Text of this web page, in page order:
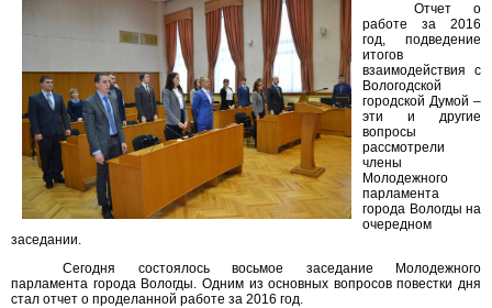
Отчет о
работе за 2016
год, подведение
итогов
взаимодействия с
Вологодской
городской Думой –
эти и другие
вопросы
рассмотрели
члены
Молодежного
парламента
города Вологды на
очередном
заседании.
Сегодня состоялось восьмое заседание Молодежного
парламента города Вологды. Одним из основных вопросов повестки дня
стал отчет о проделанной работе за 2016 год.